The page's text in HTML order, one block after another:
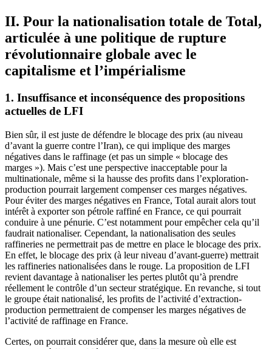
II. Pour la nationalisation totale de Total,
articulée à une politique de rupture
révolutionnaire globale avec le
capitalisme et l’impérialisme
1. Insuffisance et inconséquence des propositions
actuelles de LFI
Bien sûr, il est juste de défendre le blocage des prix (au niveau
d’avant la guerre contre l’Iran), ce qui implique des marges
négatives dans le raffinage (et pas un simple « blocage des
marges »). Mais c’est une perspective inacceptable pour la
multinationale, même si la hausse des profits dans l’exploration-
production pourrait largement compenser ces marges négatives.
Pour éviter des marges négatives en France, Total aurait alors tout
intérêt à exporter son pétrole raffiné en France, ce qui pourrait
conduire à une pénurie. C’est notamment pour empêcher cela qu’il
faudrait nationaliser. Cependant, la nationalisation des seules
raffineries ne permettrait pas de mettre en place le blocage des prix.
En effet, le blocage des prix (à leur niveau d’avant-guerre) mettrait
les raffineries nationalisées dans le rouge. La proposition de LFI
revient davantage à nationaliser les pertes plutôt qu’à prendre
réellement le contrôle d’un secteur stratégique. En revanche, si tout
le groupe était nationalisé, les profits de l’activité d’extraction-
production permettraient de compenser les marges négatives de
l’activité de raffinage en France.
Certes, on pourrait considérer que, dans la mesure où elle est